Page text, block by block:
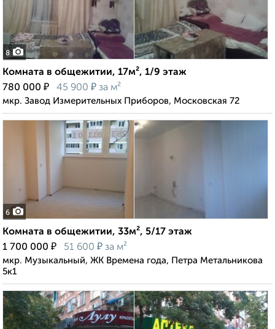
8
Комната в общежитии, 17м², 1/9 этаж
780 000 ₽ 45 900 ₽ за м²
мкр. Завод Измерительных Приборов, Московская 72
6
Комната в общежитии, 33м², 5/17 этаж
1 700 000 ₽ 51 600 ₽ за м²
мкр. Музыкальный, ЖК Времена года, Петра Метальникова
5к1